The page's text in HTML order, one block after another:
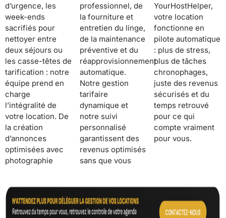
d’urgence, les
week-ends
sacrifiés pour
nettoyer entre
deux séjours ou
les casse-têtes de
tarification : notre
équipe prend en
charge
l’intégralité de
votre location. De
la création
d’annonces
optimisées avec
photographie
professionnel, de
la fourniture et
entretien du linge,
de la maintenance
préventive et du
réapprovisionnement
automatique.
Notre gestion
tarifaire
dynamique et
notre suivi
personnalisé
garantissent des
revenus optimisés
sans que vous
YourHostHelper,
votre location
fonctionne en
pilote automatique
: plus de stress,
plus de tâches
chronophages,
juste des revenus
sécurisés et du
temps retrouvé
pour ce qui
compte vraiment
pour vous.